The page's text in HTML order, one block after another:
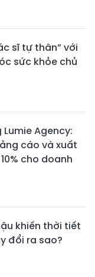
sĩ tự thân” với
sức khỏe chủ
Agency:
cáo và xuất
cho doanh
khiến thời tiết
đổi ra sao?